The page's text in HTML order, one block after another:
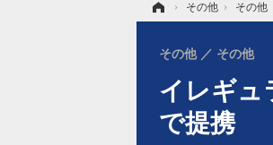
› その他 › その他
イレギュ
で提携
その他 その他